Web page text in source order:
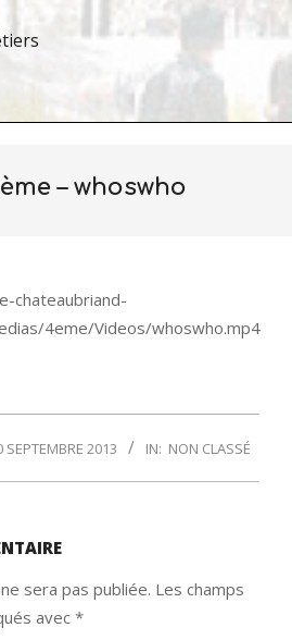
– whoswho
chateaubriand-
4eme/Videos/whoswho.mp4
SEPTEMBRE 2013 IN: NON CLASSÉ
sera pas publiée. Les champs
avec *